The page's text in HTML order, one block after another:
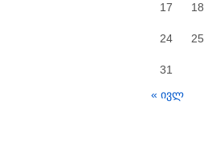
17 18
24 25
31
« ივლ